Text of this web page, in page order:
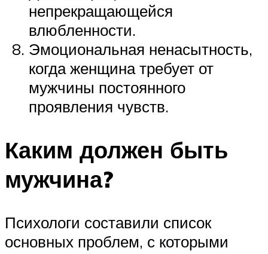
непрекращающейся
влюбленности.
Эмоциональная ненасытность,
когда женщина требует от
мужчины постоянного
проявления чувств.
Каким должен быть
мужчина?
Психологи составили список
основных проблем, с которыми